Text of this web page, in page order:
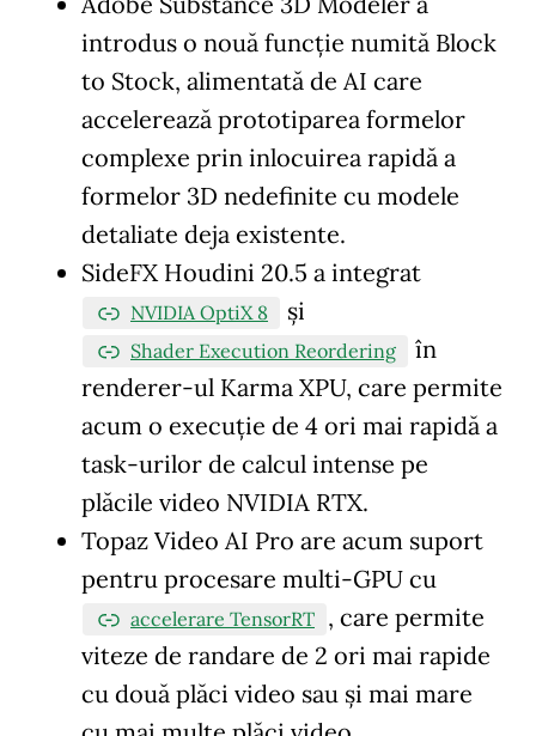
introdus o nouă funcție numită Block
to Stock, alimentată de AI care
accelerează prototiparea formelor
complexe prin inlocuirea rapidă a
formelor 3D nedefinite cu modele
detaliate deja existente.
SideFX Houdini 20.5 a integrat
NVIDIA OptiX 8 și
Shader Execution Reordering
în
renderer-ul Karma XPU, care permite
acum o execuție de 4 ori mai rapidă a
task-urilor de calcul intense pe
plăcile video NVIDIA RTX.
Topaz Video AI Pro are acum suport
pentru procesare multi-GPU cu
accelerare TensorRT , care permite
viteze de randare de 2 ori mai rapide
cu două plăci video sau și mai mare